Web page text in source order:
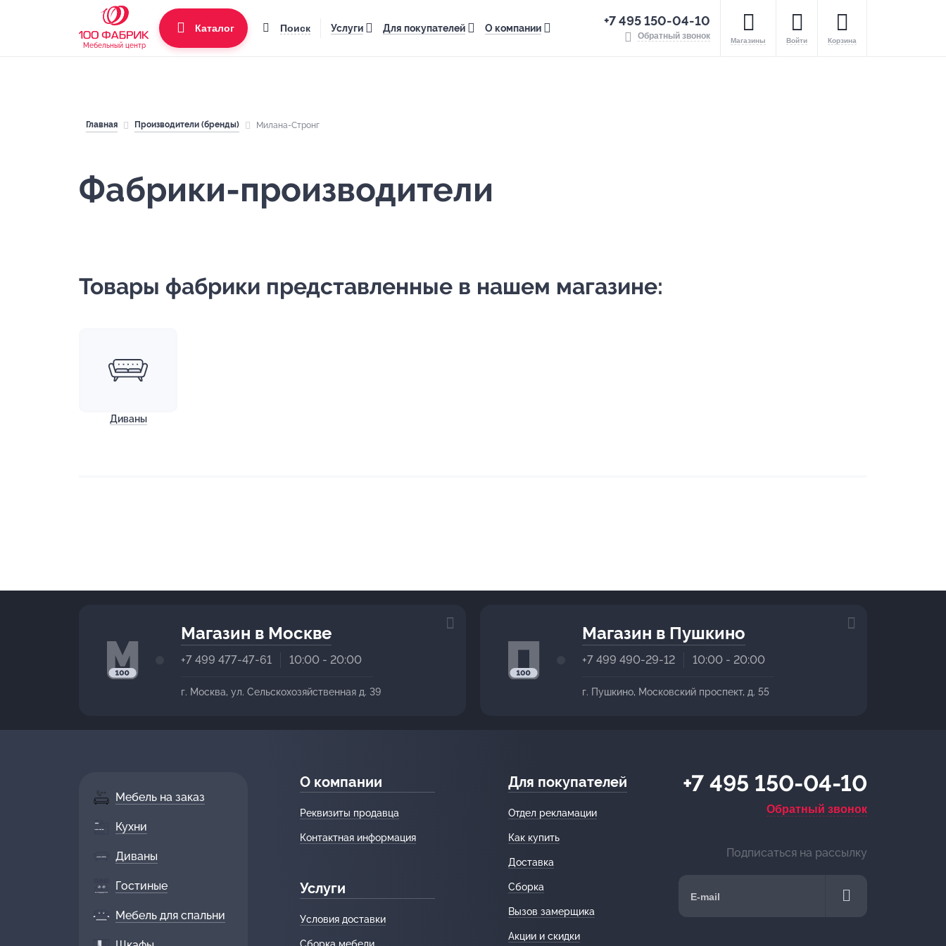
Мебельный центр
Каталог Поиск Услуги Для покупателей О компании +7 495 150-04-10
Обратный звонок Магазины Войти Корзина
Главная Производители (бренды) Милана-Стронг
Фабрики-производители
Товары фабрики представленные в нашем магазине:
Диваны
Магазин в Москве
+7 499 477-47-61 10:00 - 20:00
г. Москва, ул. Сельскохозяйственная д. 39
Магазин в Пушкино
+7 499 490-29-12 10:00 - 20:00
г. Пушкино, Московский проспект, д. 55
Мебель на заказ
Кухни
Диваны
Гостиные
Мебель для спальни
О компании
Реквизиты продавца
Контактная информация
Услуги
Условия доставки
Для покупателей
Отдел рекламации
Как купить
Доставка
Сборка
Вызов замерщика
Акции и скидки
+7 495 150-04-10
Обратный звонок
Подписаться на рассылку